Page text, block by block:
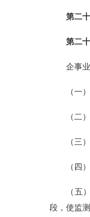
第二
第二
企事
（一
（二
（三
（四
（五
段，使监